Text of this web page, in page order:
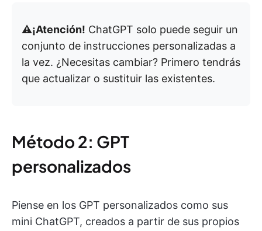
⚠️¡Atención! ChatGPT solo puede seguir un
conjunto de instrucciones personalizadas a
la vez. ¿Necesitas cambiar? Primero tendrás
que actualizar o sustituir las existentes.
Método 2: GPT
personalizados
Piense en los GPT personalizados como sus
mini ChatGPT, creados a partir de sus propios